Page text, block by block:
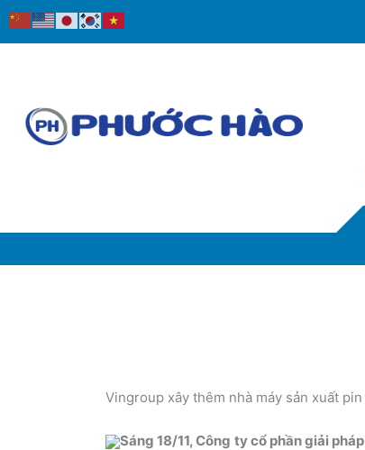
Nhảy
tới
Vingroup xây thêm nhà máy sản xuất
Sáng 18/11, Công ty cổ phần giải